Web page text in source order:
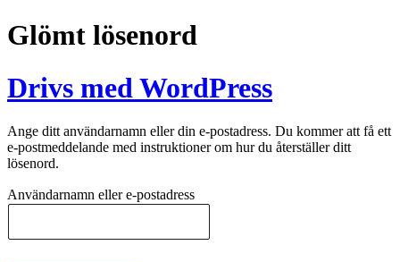
Glömt lösenord
Drivs med WordPress
Ange ditt användarnamn eller din e-postadress. Du kommer att få ett
e-postmeddelande med instruktioner om hur du återställer ditt
lösenord.
Användarnamn eller e-postadress